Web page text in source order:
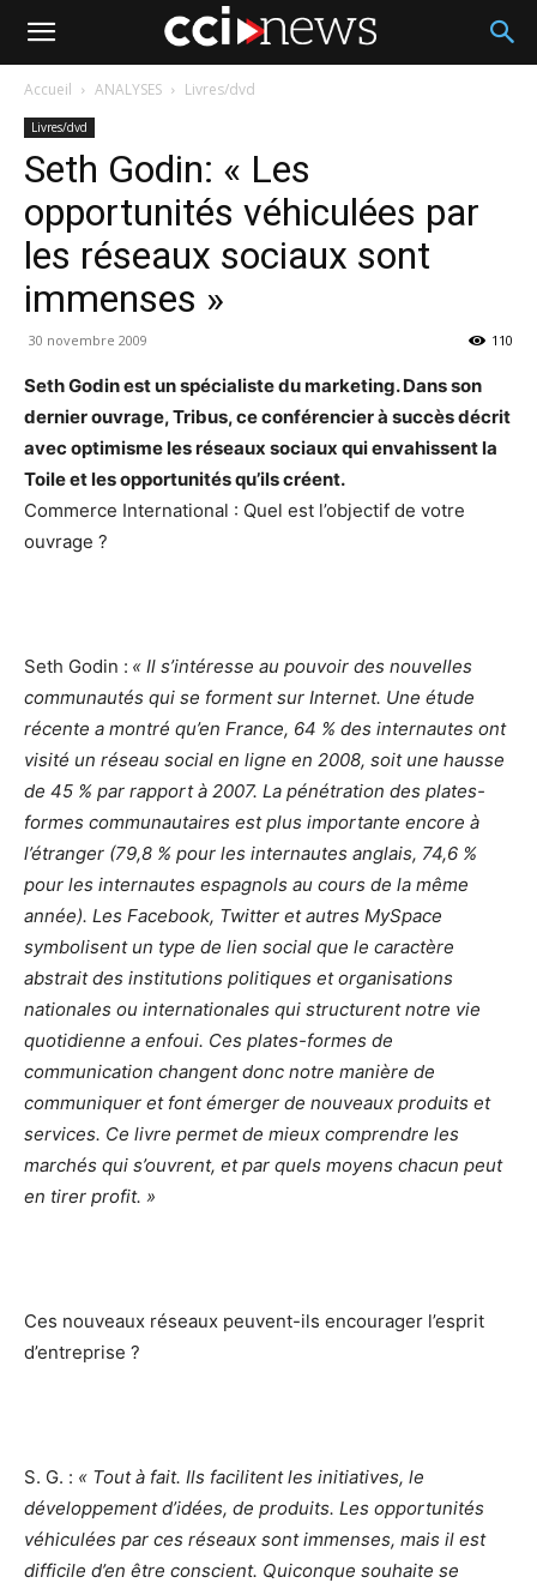
Accueil ANALYSES Livres/dvd
Livres/dvd
Seth Godin: « Les
opportunités véhiculées par
les réseaux sociaux sont
immenses »
30 novembre 2009 110
Seth Godin est un spécialiste du marketing. Dans son
dernier ouvrage, Tribus, ce conférencier à succès décrit
avec optimisme les réseaux sociaux qui envahissent la
Toile et les opportunités qu’ils créent.
Commerce International : Quel est l’objectif de votre
ouvrage ?
Seth Godin : « Il s’intéresse au pouvoir des nouvelles
communautés qui se forment sur Internet. Une étude
récente a montré qu’en France, 64 % des internautes ont
visité un réseau social en ligne en 2008, soit une hausse
de 45 % par rapport à 2007. La pénétration des plates-
formes communautaires est plus importante encore à
l’étranger (79,8 % pour les internautes anglais, 74,6 %
pour les internautes espagnols au cours de la même
année). Les Facebook, Twitter et autres MySpace
symbolisent un type de lien social que le caractère
abstrait des institutions politiques et organisations
nationales ou internationales qui structurent notre vie
quotidienne a enfoui. Ces plates-formes de
communication changent donc notre manière de
communiquer et font émerger de nouveaux produits et
services. Ce livre permet de mieux comprendre les
marchés qui s’ouvrent, et par quels moyens chacun peut
en tirer profit. »
Ces nouveaux réseaux peuvent-ils encourager l’esprit
d’entreprise ?
S. G. : « Tout à fait. Ils facilitent les initiatives, le
développement d’idées, de produits. Les opportunités
véhiculées par ces réseaux sont immenses, mais il est
difficile d’en être conscient. Quiconque souhaite se